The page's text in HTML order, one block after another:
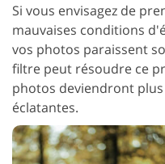
Si vous envisagez de
mauvaises conditions
vos photos paraissent
filtre peut résoudre ce
photos deviendront
éclatantes.